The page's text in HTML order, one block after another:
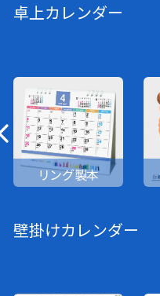
卓上カレンダー
リング製本
壁掛けカレンダー